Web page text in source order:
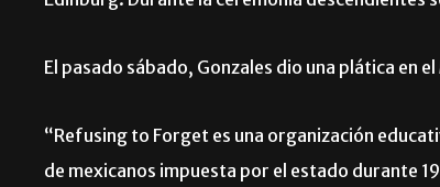
El pasado sábado, Gonzales dio una plática en
“Refusing to Forget es una organización
de mexicanos impuesta por el estado durante